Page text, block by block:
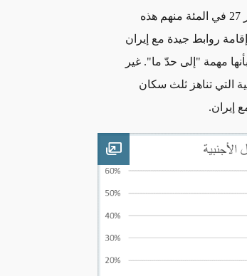
المتحدة، ردت شريحة أكبر بكثير منهم إيجابًا: 49 في المئة، حيث اعتبر 27 في المئة منهم هذه
نسبة 7 في المئة فقط أن إقامة روابط جيدة مع إيران
الروابط بأنها مهمة "إلى حدّ ما". غير
التي تناهز ثلث سكان